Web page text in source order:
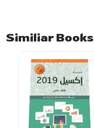
Similiar Books